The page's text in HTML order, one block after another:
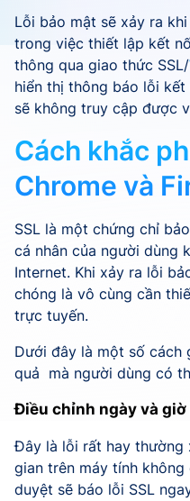
Lỗi bảo mật sẽ xảy ra
trong việc thiết lập kết
thông qua giao thức SSL/
hiển thị thông báo lỗi
sẽ không truy cập được
Cách khắc
Chrome và
SSL là một chứng chỉ
cá nhân của người dùng
Internet. Khi xảy ra lỗi
chóng là vô cùng cần
trực tuyến.
Dưới đây là một số cách
quả mà người dùng có
Điều chỉnh ngày và
Đây là lỗi rất hay thường
gian trên máy tính
duyệt sẽ báo lỗi SSL